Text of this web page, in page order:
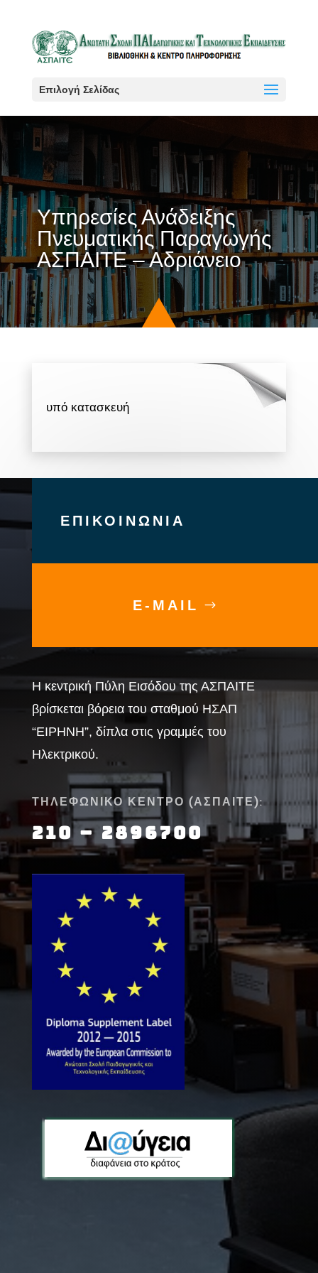
Επιλογή Σελίδας
Υπηρεσίες Ανάδειξης
Πνευματικής Παραγωγής
ΑΣΠΑΙΤΕ – Αδριάνειο
υπό κατασκευή
ΕΠΙΚΟΙΝΩΝΙΑ
E-MAIL
Η κεντρική Πύλη Εισόδου της ΑΣΠΑΙΤΕ
βρίσκεται βόρεια του σταθμού ΗΣΑΠ
“ΕΙΡΗΝΗ”, δίπλα στις γραμμές του
Ηλεκτρικού.
ΤΗΛΕΦΩΝΙΚΟ ΚΕΝΤΡΟ (ΑΣΠΑΙΤΕ):
210 – 2896700